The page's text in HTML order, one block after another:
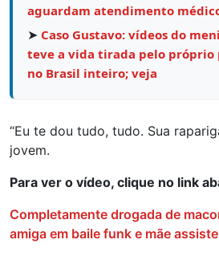
aguardam atendimento
➤ Caso Gustavo: vídeos do
teve a vida tirada pelo próprio
no Brasil inteiro; veja
“Eu te dou tudo, tudo. Sua
jovem.
Para ver o vídeo, clique no link
Completamente drogada de
amiga em baile funk e mãe